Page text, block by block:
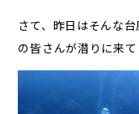
さて、昨日はそんな
の皆さんが潜りに来